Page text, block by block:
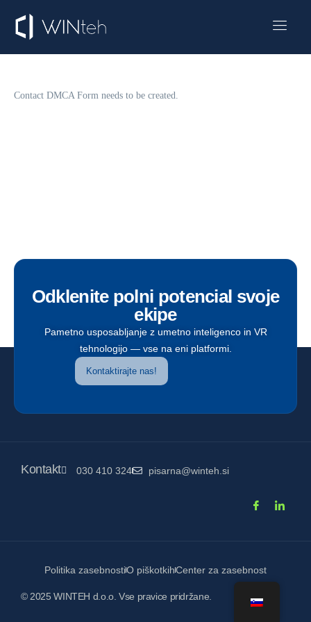
LMS
Contact DMCA Form needs to be created.
Odklenite polni potencial svoje
ekipe
Pametno usposabljanje z umetno inteligenco in VR
tehnologijo — vse na eni platformi.
Kontaktirajte nas!
Kontakt 030 410 324 pisarna@winteh.si
© 2025 WINTEH d.o.o. Vse pravice pridržane.
Politika zasebnostiO piškotkihCenter za zasebnost